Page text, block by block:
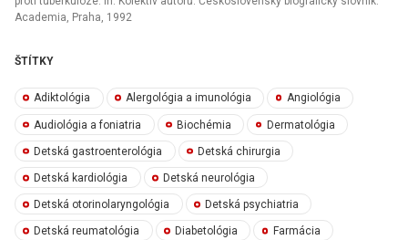
Academia, Praha, 1992
ŠTÍTKY
Adiktológia Alergológia a imunológia Angiológia
Audiológia a foniatria Biochémia Dermatológia
Detská gastroenterológia Detská chirurgia
Detská kardiológia Detská neurológia
Detská otorinolaryngológia Detská psychiatria
Detská reumatológia Diabetológia Farmácia